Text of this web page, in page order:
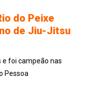
do Peixe
de Jiu-Jitsu
e foi campeão nas
Pessoa